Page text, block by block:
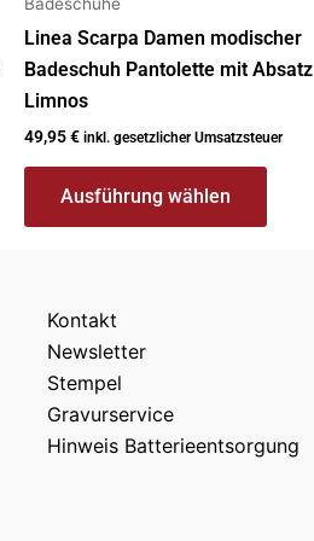
Badeschuhe
Linea Scarpa Damen modischer
Badeschuh Pantolette mit Absatz
Limnos
49,95€ inkl. gesetzlicher Umsatzsteuer
Ausführung wählen
Kontakt
Newsletter
Stempel
Gravurservice
Hinweis Batterieentsorgung